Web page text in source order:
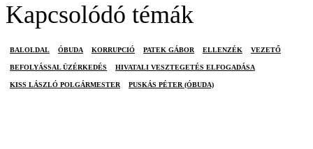
Kapcsolódó témák
BALOLDAL ÓBUDA KORRUPCIÓ PATEK GÁBOR ELLENZÉK VEZETŐ
BEFOLYÁSSAL ÜZÉRKEDÉS HIVATALI VESZTEGETÉS ELFOGADÁSA
KISS LÁSZLÓ POLGÁRMESTER PUSKÁS PÉTER (ÓBUDA)